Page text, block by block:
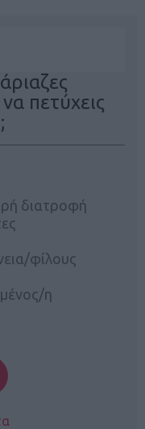
πετύχεις
διατροφή
φίλους
η